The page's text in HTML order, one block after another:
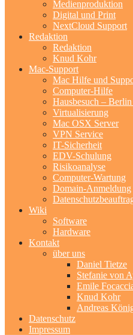
Medienproduktion
Digital und Print
NextCloud Support
Redaktion
Redaktion
Knud Kohr
Mac-Support
Mac Hilfe und
Computer-Hilfe
Hausbesuch –
Virtualisierung
Mac OSX Server
VPN Service
IT-Sicherheit
EDV-Schulung
Risikoanalyse
Computer-Wartung
Domain-Anmeldung
Wiki
Software
Hardware
Kontakt
über uns
Daniel Tietze
Stefanie von
Emile
Knud Kohr
Andreas
Datenschutz
Impressum